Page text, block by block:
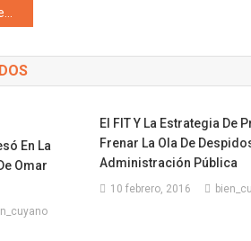
entradas
En La
Omar
El FIT Y La Estrategia De
Frenar La Ola De
Administración Pública
10 febrero, 2016